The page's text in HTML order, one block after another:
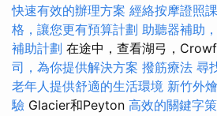
快速有效的辦理方案 經絡按摩證照
格，讓您更有預算計劃 助聽器補助
補助計劃 在途中，查看湖弓，
司，為你提供解決方案 撥筋療法 尋
老年人提供舒適的生活環境 新竹外
驗 Glacier和Peyton 高效的關鍵字